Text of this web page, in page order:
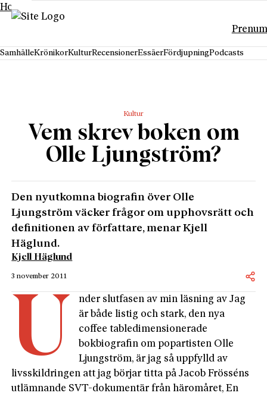
Hoppa till innehåll
SamhälleKrönikorKulturRecensionerEssäerFördjupningPodcasts
Kultur
Vem skrev boken om
Olle Ljungström?
Den nyutkomna biografin över Olle
Ljungström väcker frågor om upphovsrätt och
definitionen av författare, menar Kjell
Häglund.
Kjell Häglund
3 november 2011
U
nder slutfasen av min läsning av Jag
är både listig och stark, den nya
coffee tabledimensionerade
bokbiografin om popartisten Olle
Ljungström, är jag så uppfylld av
livsskildringen att jag börjar titta på Jacob Frösséns
utlämnande SVT-dokumentär från häromåret, En